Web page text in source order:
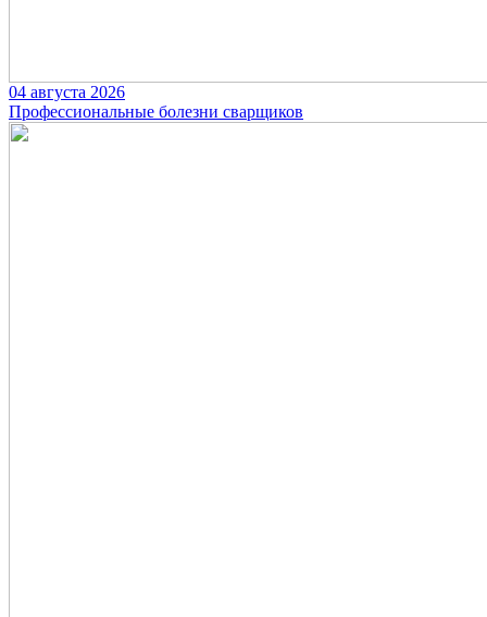
04 августа 2026
Профессиональные болезни сварщиков